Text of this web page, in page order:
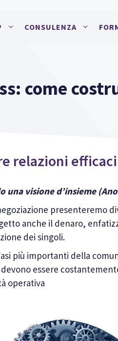
CONSULENZA
come
relazioni efficaci
una visione d’insieme
presenteremo
anche il denaro,
dei singoli.
più importanti della
essere
operativa